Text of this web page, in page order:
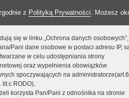
z Polityką Prywatności. Możesz
się w linku „Ochrona danych osobowych”,
Pani dane osobowe w postaci adresu IP,
w celu udostępniania strony
oraz wypełnienia obowiązków
spoczywających na administratorze(art.6
lit.c RODO),
korzysta Pan/Pani z odnośnika na stronie